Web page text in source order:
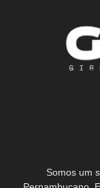
Somos um